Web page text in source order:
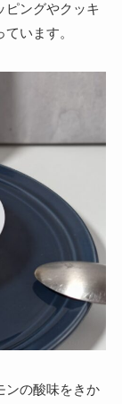
ピングやクッキ
います。
ンの酸味をきか